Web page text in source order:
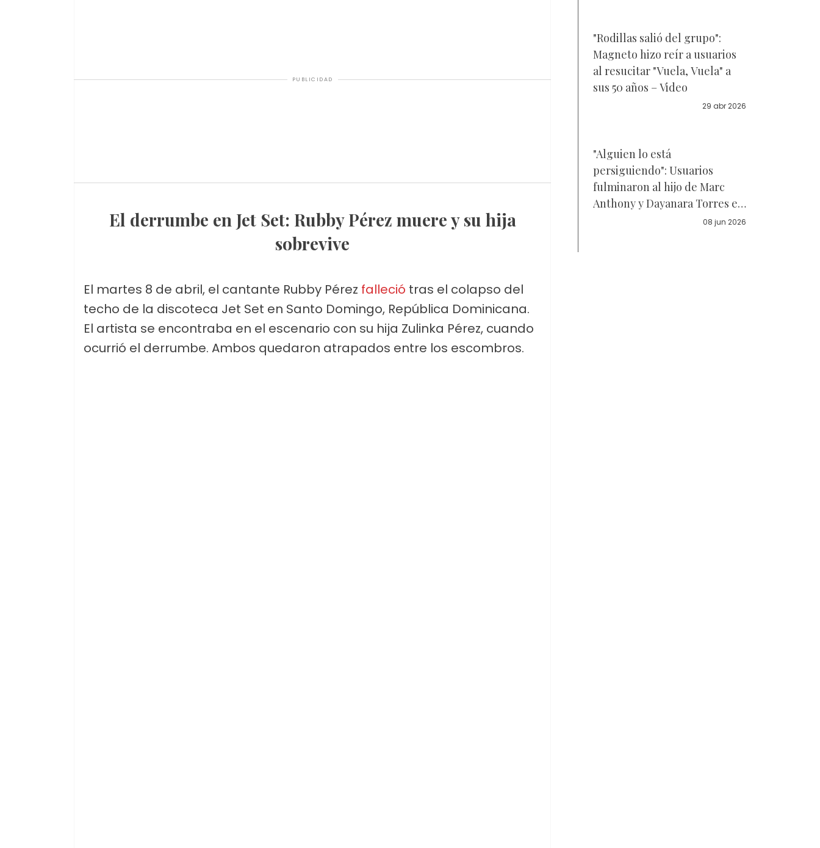
PUBLICIDAD
El derrumbe en Jet Set: Rubby Pérez muere y su hija
sobrevive
El martes 8 de abril, el cantante Rubby Pérez falleció tras el colapso del
techo de la discoteca Jet Set en Santo Domingo, República Dominicana.
El artista se encontraba en el escenario con su hija Zulinka Pérez, cuando
ocurrió el derrumbe. Ambos quedaron atrapados entre los escombros.
"Rodillas salió del grupo":
Magneto hizo reír a usuarios
al resucitar "Vuela, Vuela" a
sus 50 años – Video
29 abr 2026
"Alguien lo está
persiguiendo": Usuarios
fulminaron al hijo de Marc
Anthony y Dayanara Torres en
su debut como modelo —08 jun 2026